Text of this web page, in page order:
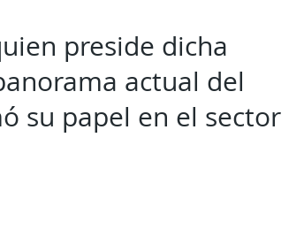
preside dicha
actual del
su papel en el sector